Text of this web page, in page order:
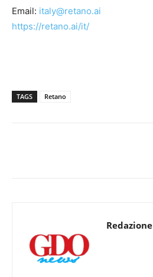
Email: italy@retano.ai
https://retano.ai/it/
TAGS Retano
Redazione